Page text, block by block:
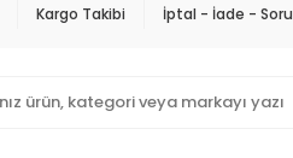
Kargo Takibi İptal - İade -